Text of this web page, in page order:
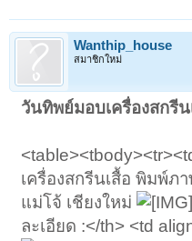
Wanthip_house
สมาชิกใหม่
วันทิพย์มอบเครื่องสกรี
เครื่องสกรีนเสื้อ พิมพ์ภ
แม่โจ้ เชียงใหม่
ละเอียด :</th> <td